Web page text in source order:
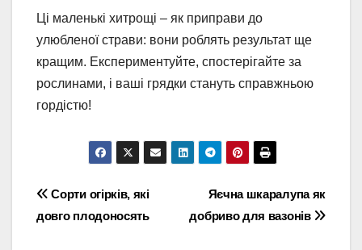
Ці маленькі хитрощі – як приправи до
улюбленої страви: вони роблять результат ще
кращим. Експериментуйте, спостерігайте за
рослинами, і ваші грядки стануть справжньою
гордістю!
Навігація
записів
Яєчна шкаралупа як
добриво для вазонів
Сорти огірків, які
довго плодоносять